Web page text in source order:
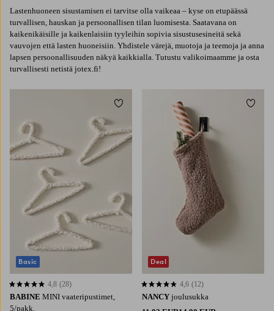
Lastenhuoneen sisustamisen ei tarvitse olla vaikeaa – kyse on etupäässä
turvallisen, hauskan ja persoonallisen tilan luomisesta. Saatavana on
kaikenikäisille ja kaikenlaisiin tyyleihin sopivia sisustusesineitä sekä
vauvojen että lasten huoneisiin. Yhdistele värejä, muotoja ja teemoja ja anna
lapsen persoonallisuuden näkyä kaikkialla. Tutustu valikoimaamme ja osta
turvallisesti netistä jotex.fi!
BABINE MINI vaateripustimet,
5/pakk.
4,8 perustuen 28 arvosanaan
4,8 (28)
Basic
Lisää suosikkeihin
NANCY joulusukka
4,6 perustuen 12 arvosanaan
4,6 (12)
Deal
Lisää